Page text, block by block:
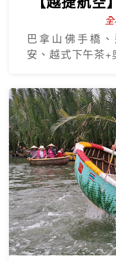
巴拿山佛手橋
安、越式下午茶